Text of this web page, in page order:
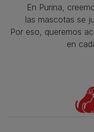
En Purina,
las mascotas se
Por eso, queremos
en